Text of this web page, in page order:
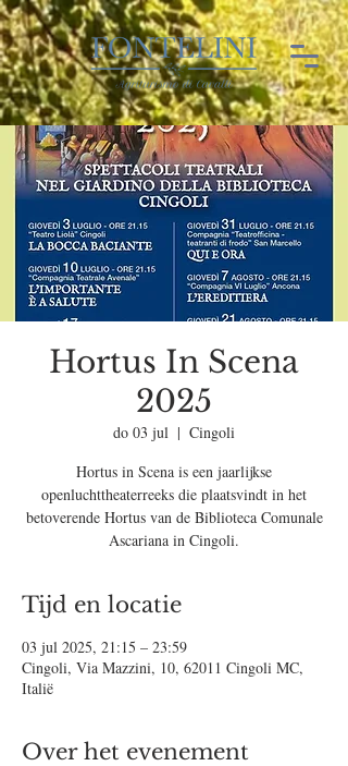
Hortus In Scena
2025
do 03 jul
  |
Cingoli
Hortus in Scena is een jaarlijkse
openluchttheaterreeks die plaatsvindt in het
betoverende Hortus van de Biblioteca Comunale
Ascariana in Cingoli.
Tijd en locatie
03 jul 2025, 21:15 – 23:59
Cingoli, Via Mazzini, 10, 62011 Cingoli MC,
Italië
Over het evenement